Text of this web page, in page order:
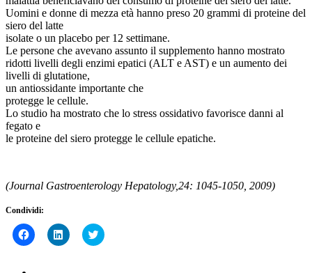
Uomini e donne di mezza età hanno preso 20 grammi di proteine ​​del
siero del latte
isolate o un placebo per 12 settimane.
Le persone che avevano assunto il supplemento hanno mostrato
ridotti livelli degli enzimi epatici (ALT e AST) e un aumento dei
livelli di glutatione,
un antiossidante importante che
protegge le cellule.
Lo studio ha mostrato che lo stress ossidativo favorisce danni al
fegato e
le proteine ​​del siero protegge le cellule epatiche.
(Journal Gastroenterology Hepatology,24: 1045-1050, 2009)
Condividi:
Fai
clic
Fai
clic
Click
to